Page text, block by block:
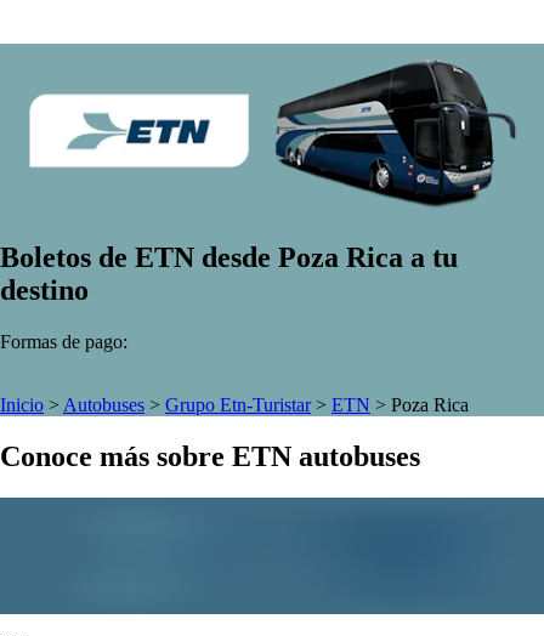
Boletos de ETN desde Poza Rica a tu
destino
Formas de pago:
Inicio > Autobuses > Grupo Etn-Turistar> ETN > Poza Rica
Conoce más sobre ETN autobuses